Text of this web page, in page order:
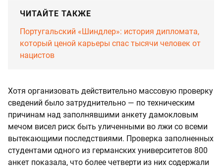
ЧИТАЙТЕ ТАКЖЕ
Португальский «Шиндлер»: история дипломата,
который ценой карьеры спас тысячи человек от
нацистов
Хотя организовать действительно массовую проверку
сведений было затруднительно — по техническим
причинам над заполнявшими анкету дамокловым
мечом висел риск быть уличенными во лжи со всеми
вытекающими последствиями. Проверка заполненных
студентами одного из германских университетов 800
анкет показала, что более четверти из них содержали